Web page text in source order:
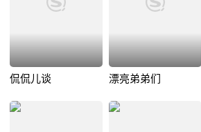
侃侃儿谈 漂亮弟弟们